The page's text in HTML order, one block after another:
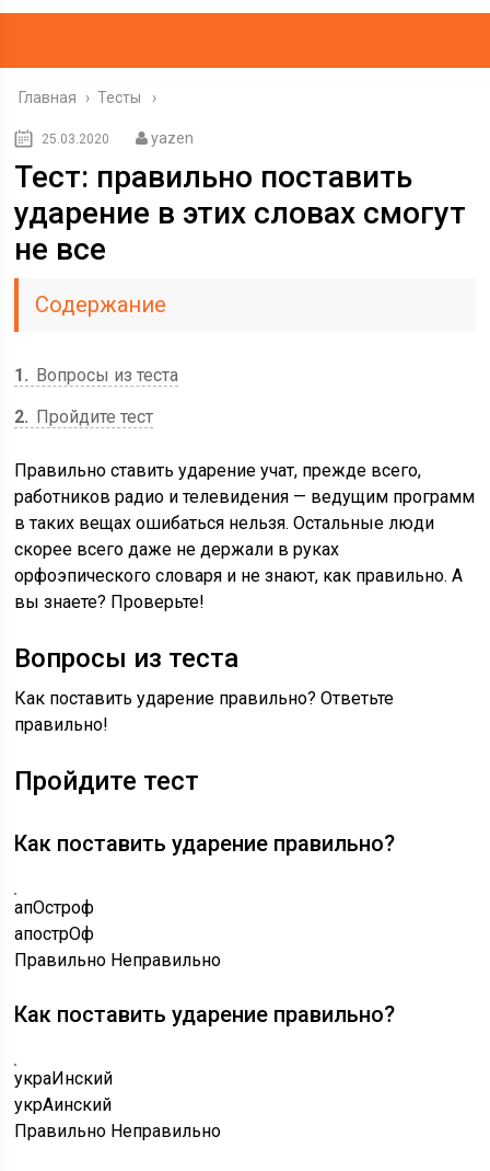
Главная › Тесты
25.03.2020 yazen
Тест: правильно поставить
ударение в этих словах смогут
не все
Содержание
1
Вопросы из теста
2
Пройдите тест
Правильно ставить ударение учат, прежде всего,
работников радио и телевидения — ведущим программ
в таких вещах ошибаться нельзя. Остальные люди
скорее всего даже не держали в руках
орфоэпического словаря и не знают, как правильно. А
вы знаете? Проверьте!
Вопросы из теста
Как поставить ударение правильно? Ответьте
правильно!
Пройдите тест
Как поставить ударение правильно?
апОстроф
апострОф
Правильно Неправильно
Как поставить ударение правильно?
украИнский
укрАинский
Правильно Неправильно